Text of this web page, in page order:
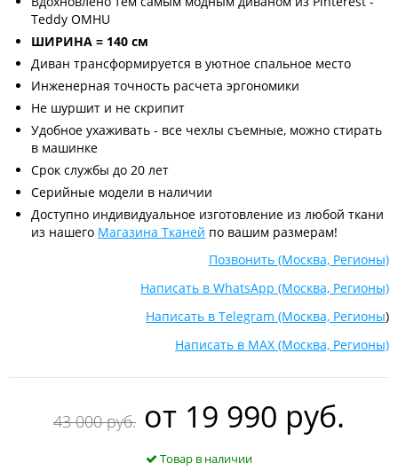
Teddy OMHU
ШИРИНА = 140 см
Диван трансформируется в уютное спальное место
Инженерная точность расчета эргономики
Не шуршит и не скрипит
Удобное ухаживать - все чехлы съемные, можно стирать
в машинке
Срок службы до 20 лет
Серийные модели в наличии
Доступно индивидуальное изготовление из любой ткани
из нашего Магазина Тканей по вашим размерам!
Позвонить (Москва, Регионы)
Написать в WhatsApp (Москва, Регионы)
Написать в Telegram (Москва, Регионы)
Написать в MAX (Москва, Регионы)
43 000 руб. oт 19 990 руб.
Товар в наличии